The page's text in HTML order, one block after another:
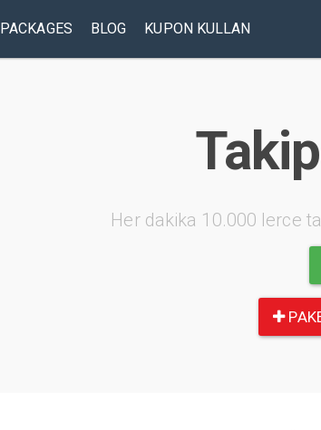
PACKAGES BLOG KUPON KULLAN
Her dakika 10.000 lerce